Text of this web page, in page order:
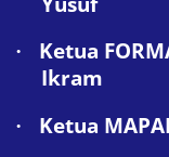
·
Ketua
Ikram
· Ketua